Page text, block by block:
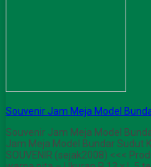
Souvenir Jam Meja Model
Souvenir Jam Meja Model
Jam Meja Model Bundar Sudut
SOUVENIR (sejak2008) <<<